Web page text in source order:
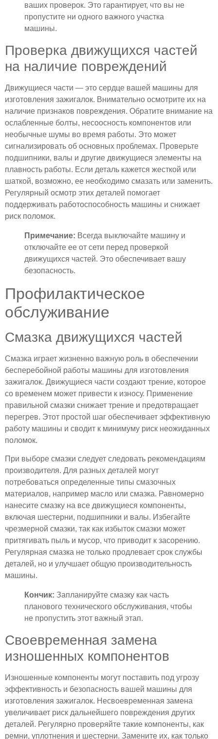
ваших проверок. Это гарантирует, что вы не
пропустите ни одного важного участка
машины.
Проверка движущихся частей
на наличие повреждений
Движущиеся части — это сердце вашей машины для
изготовления зажигалок. Внимательно осмотрите их на
наличие признаков повреждения. Обратите внимание на
ослабленные болты, несоосность компонентов или
необычные шумы во время работы. Это может
сигнализировать об основных проблемах. Проверьте
подшипники, валы и другие движущиеся элементы на
плавность работы. Если деталь кажется жесткой или
шаткой, возможно, ее необходимо смазать или заменить.
Регулярный осмотр этих деталей помогает
поддерживать работоспособность машины и снижает
риск поломок.
Примечание: Всегда выключайте машину и
отключайте ее от сети перед проверкой
движущихся частей. Это обеспечивает вашу
безопасность.
Профилактическое
обслуживание
Смазка движущихся частей
Смазка играет жизненно важную роль в обеспечении
бесперебойной работы машины для изготовления
зажигалок. Движущиеся части создают трение, которое
со временем может привести к износу. Применение
правильной смазки снижает трение и предотвращает
перегрев. Этот простой шаг обеспечивает эффективную
работу машины и сводит к минимуму риск неожиданных
поломок.
При выборе смазки следует следовать рекомендациям
производителя. Для разных деталей могут
потребоваться определенные типы смазочных
материалов, например масло или смазка. Равномерно
нанесите смазку на все движущиеся компоненты,
включая шестерни, подшипники и валы. Избегайте
чрезмерной смазки, так как избыток смазки может
притягивать пыль и мусор, что приводит к засорению.
Регулярная смазка не только продлевает срок службы
деталей, но и улучшает общую производительность
машины.
Кончик: Запланируйте смазку как часть
планового технического обслуживания, чтобы
не пропустить этот важный этап.
Своевременная замена
изношенных компонентов
Изношенные компоненты могут поставить под угрозу
эффективность и безопасность вашей машины для
изготовления зажигалок. Несвоевременная замена
увеличивает риск дальнейшего повреждения других
деталей. Регулярно проверяйте такие компоненты, как
ремни, уплотнения и шестерни. Замените их, как только